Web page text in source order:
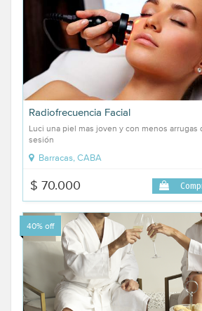
Radiofrecuencia Facial
Luci una piel mas joven y con menos arrugas
sesión
Barracas, CABA
$ 70.000
40% off